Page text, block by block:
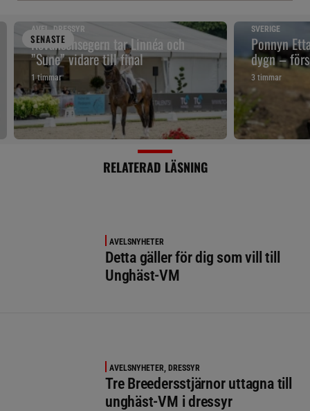
SENASTE
AVEL, DRESSYR
Revanschsegern tar Linnéa och
”Sune” vidare till final
1 timmar
SVERIGE
Ponnyn
dygn –
3 timmar
RELATERAD LÄSNING
AVELSNYHETER
Detta gäller för dig som vill till
Unghäst-VM
AVELSNYHETER, DRESSYR
Tre Breedersstjärnor uttagna till
unghäst-VM i dressyr